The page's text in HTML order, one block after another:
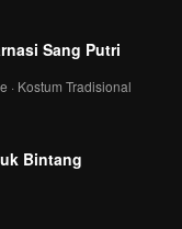
Sang Putri
· Kostum Tradisional
Bintang